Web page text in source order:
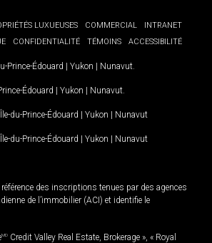
LUXUEUSES COMMERCIAL
INTRANET
CONFIDENTIALITÉ TÉMOINS ACCESSIBILITÉ
Prince-Édouard | Yukon | Nunavut
Édouard | Yukon | Nunavut
Île-du-Prince-Édouard | Yukon | Nunavut
Île-du-Prince-Édouard | Yukon | Nunavut
des inscriptions tenues par des agences
de l’immobilier (ACI) et identifie le
MD Credit Valley Real Estate, Brokerage », « Royal